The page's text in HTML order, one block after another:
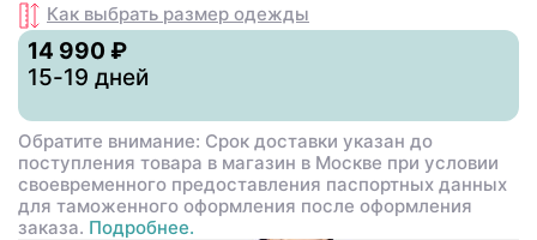
Как выбрать размер одежды
14 990 ₽
15-19 дней
Обратите внимание: Срок доставки указан до
поступления товара в магазин в Москве при условии
своевременного предоставления паспортных данных
для таможенного оформления после оформления
заказа. Подробнее.